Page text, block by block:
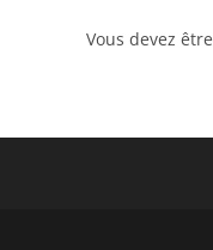
Vous devez être